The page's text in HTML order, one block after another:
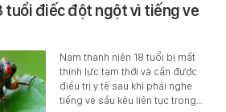
tuổi điếc đột ngột vì tiếng ve
Nam thanh niên 18 tuổi bị mất
thính lực tạm thời và cần được
điều trị y tế sau khi phải nghe
tiếng ve sầu kêu liên tục trong…